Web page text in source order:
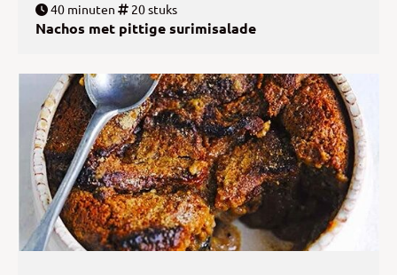
40 minuten 20 stuks
Nachos met pittige surimisalade